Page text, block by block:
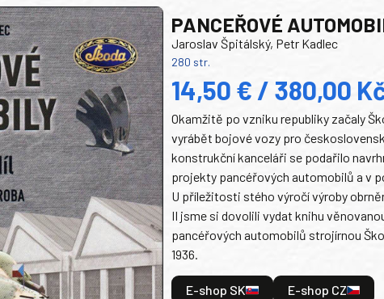
PANCEŘOVÉ
Jaroslav Špitálský, Petr Kadlec
280 str.
14,50 € / 380,00
Okamžitě po vzniku republiky začaly
vyrábět bojové vozy pro
konstrukční kanceláři se podařilo
projekty pancéřových automobilů a v
U příležitosti stého výročí výroby
II jsme si dovolili vydat knihu
pancéřových automobilů strojírnou
1936.
E-shop SK E-shop CZ